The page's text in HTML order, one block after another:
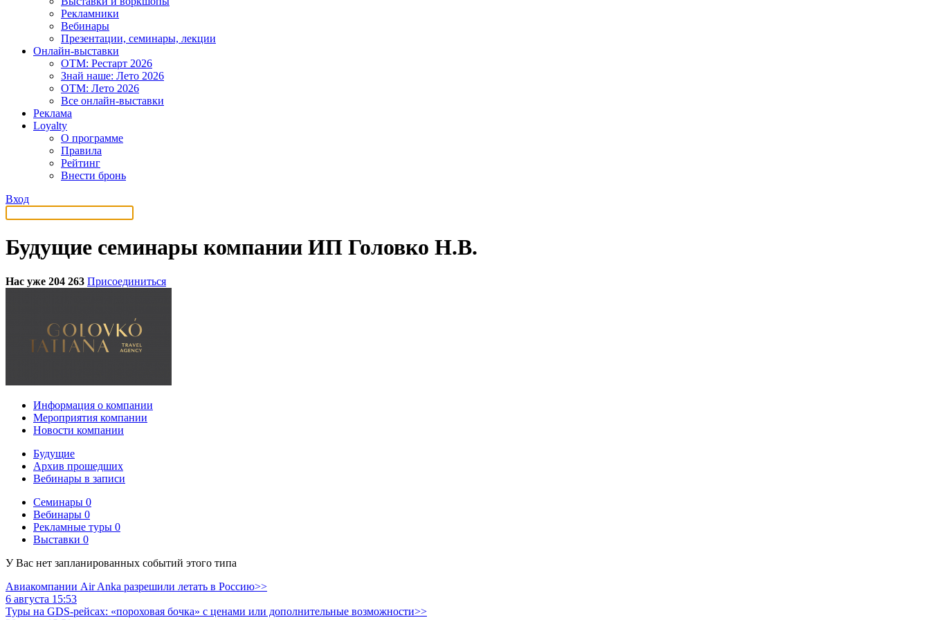
Рекламники
Вебинары
Презентации, семинары, лекции
Онлайн-выставки
OTM: Рестарт 2026
Знай наше: Лето 2026
OTM: Лето 2026
Все онлайн-выставки
Реклама
Loyalty
О программе
Правила
Рейтинг
Внести бронь
Вход
Будущие семинары компании ИП Головко Н.В.
Нас уже 204 263 Присоединиться
Информация о компании
Мероприятия компании
Новости компании
Будущие
Архив прошедших
Вебинары в записи
Семинары 0
Вебинары 0
Рекламные туры 0
Выставки 0
У Вас нет запланированных событий этого типа
Авиакомпании Air Anka разрешили летать в Россию>>
6 августа 15:53
Туры на GDS-рейсах: «пороховая бочка» с ценами или дополнительные возможности>>